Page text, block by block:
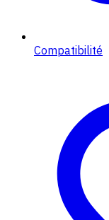
Compatibilité